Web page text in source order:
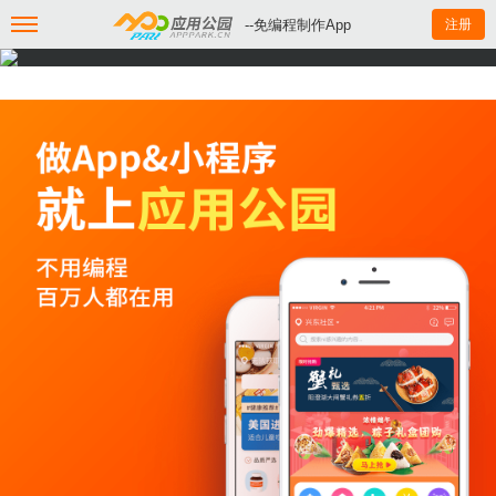
--免编程制作App 注册